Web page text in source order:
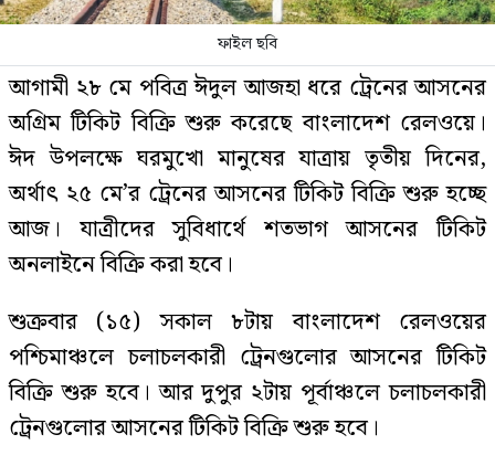
ফাইল ছবি
আগামী ২৮ মে পবিত্র ঈদুল আজহা ধরে ট্রেনের আসনের
অগ্রিম টিকিট বিক্রি শুরু করেছে বাংলাদেশ রেলওয়ে।
ঈদ উপলক্ষে ঘরমুখো মানুষের যাত্রায় তৃতীয় দিনের,
অর্থাৎ ২৫ মে’র ট্রেনের আসনের টিকিট বিক্রি শুরু হচ্ছে
আজ। যাত্রীদের সুবিধার্থে শতভাগ আসনের টিকিট
অনলাইনে বিক্রি করা হবে।
শুক্রবার (১৫) সকাল ৮টায় বাংলাদেশ রেলওয়ের
পশ্চিমাঞ্চলে চলাচলকারী ট্রেনগুলোর আসনের টিকিট
বিক্রি শুরু হবে। আর দুপুর ২টায় পূর্বাঞ্চলে চলাচলকারী
ট্রেনগুলোর আসনের টিকিট বিক্রি শুরু হবে।